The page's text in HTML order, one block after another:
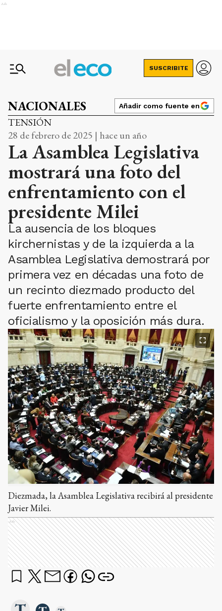
Ads
SUSCRIBITE
NACIONALES Añadir como fuente en
TENSIÓN
28 de febrero de 2025 | hace un año
La Asamblea Legislativa
mostrará una foto del
enfrentamiento con el
presidente Milei
La ausencia de los bloques
kirchernistas y de la izquierda a la
Asamblea Legislativa demostrará por
primera vez en décadas una foto de
un recinto diezmado producto del
fuerte enfrentamiento entre el
oficialismo y la oposición más dura.
Diezmada, la Asamblea Legislativa recibirá al presidente
Javier Milei.
Ads